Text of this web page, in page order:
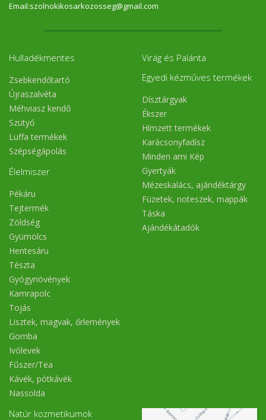
Email:szolnokikosarkozosseg@gmail.com
Hulladékmentes
Zsebkendőtartó
Újraszalvéta
Méhviasz kendő
Szütyő
Luffa termékek
Szépségápolás
Élelmiszer
Pékáru
Tejtermék
Zöldség
Gyümölcs
Hentesáru
Tészta
Gyógynövények
Kamrapolc
Tojás
Lisztek, magvak, őrlemények
Gomba
Ivólevek
Fűszer/Tea
Kávék, pótkávék
Nassolda
Virág és Palánta
Egyedi kézműves termékek
Dísztárgyak
Ékszer
Hímzett termékek
Karácsonyfadísz
Minden ami Kép
Gyertyák
Mézeskalács, ajándéktárgy
Füzetek, noteszek, mappák
Táska
Ajándékátadók
Natúr kozmetikumok